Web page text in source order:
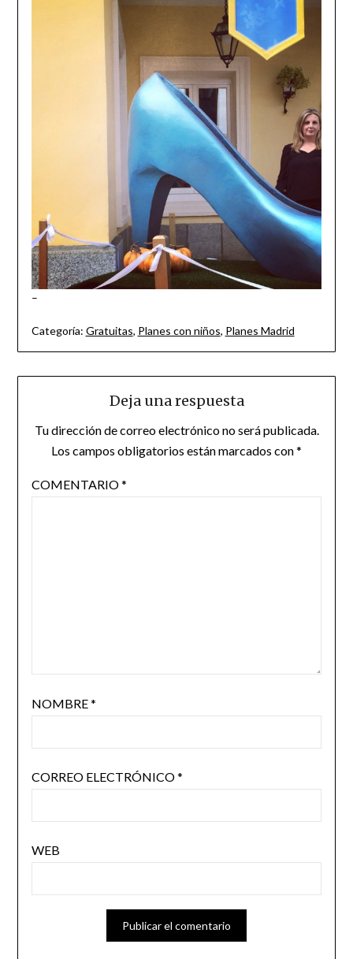
–
Categoría: Gratuitas, Planes con niños, Planes Madrid
Deja una respuesta
Tu dirección de correo electrónico no será publicada.
Los campos obligatorios están marcados con*
COMENTARIO*
NOMBRE*
CORREO ELECTRÓNICO*
WEB